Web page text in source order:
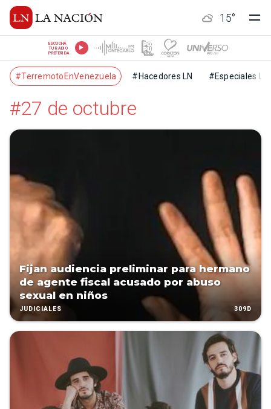
15°
ESCUCHÁ
TU RADIO
PREFERIDA
#TerremotoEnVenezuela #Hacedores LN #Especiales LN
#27 de octubre
Fijan audiencia preliminar para hermano
de agente fiscal acusado por abuso
sexual en niños
JUDICIALES 309D